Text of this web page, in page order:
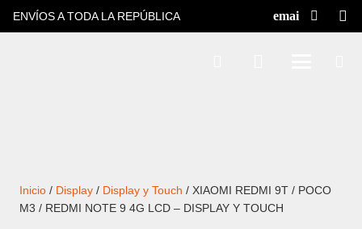
ENVÍOS A TODA LA REPÚBLICA
Inicio / Display / Display y Touch / XIAOMI REDMI 9T / POCO
M3 / REDMI NOTE 9 4G LCD – DISPLAY Y TOUCH